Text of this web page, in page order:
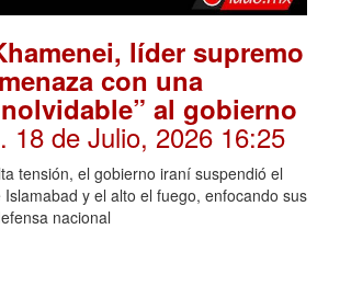
líder supremo
con una
al gobierno
. 18 de Julio, 2026 16:25
tensión, el gobierno iraní suspendió el
y el alto el fuego, enfocando sus
nacional